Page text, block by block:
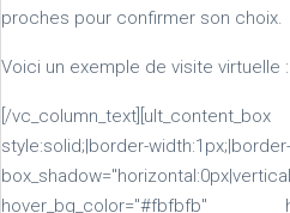
proches pour confirmer son choix.
Voici un exemple de visite virtuelle :
[/
style:solid;|border-
hover_bg_color="#fbfbfb"